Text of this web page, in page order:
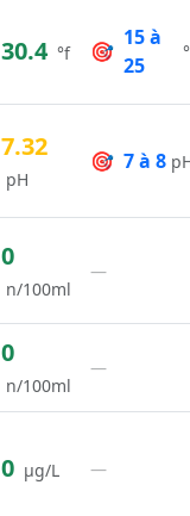
30.4 °f 🎯
15 à
25
7.32
pH
🎯 7 à 8
0
n/100ml
—
0
n/100ml
—
0 µg/L —